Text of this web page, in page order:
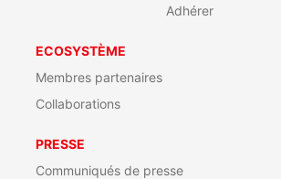
Adhérer
ECOSYSTÈME
Membres partenaires
Collaborations
PRESSE
Communiqués de presse